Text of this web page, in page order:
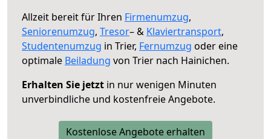
Allzeit bereit für Ihren Firmenumzug,
Seniorenumzug, Tresor– & Klaviertransport,
Studentenumzug in Trier, Fernumzug oder eine
optimale Beiladung von Trier nach Hainichen.
Erhalten Sie jetzt in nur wenigen Minuten
unverbindliche und kostenfreie Angebote.
Kostenlose Angebote erhalten